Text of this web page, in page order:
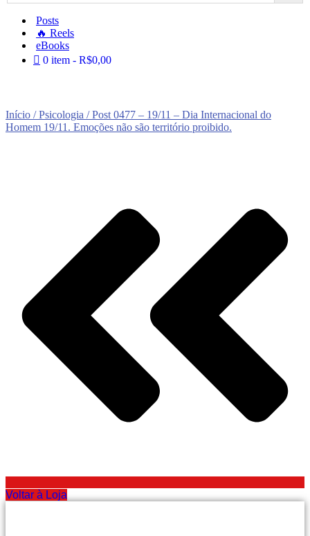
Posts
🔥 Reels
eBooks
0 item
R$0,00
Início /Psicologia / Post 0477 – 19/11 – Dia Internacional do
Homem 19/11. Emoções não são território proibido.
Voltar à Loja